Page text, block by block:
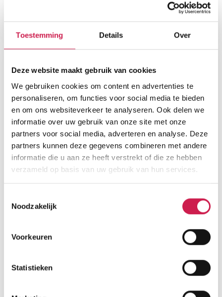
Toestemming Details Over
Deze website maakt gebruik van cookies
We gebruiken cookies om content en advertenties te
personaliseren, om functies voor social media te bieden
en om ons websiteverkeer te analyseren. Ook delen we
informatie over uw gebruik van onze site met onze
partners voor social media, adverteren en analyse. Deze
partners kunnen deze gegevens combineren met andere
informatie die u aan ze heeft verstrekt of die ze hebben
verzameld op basis van uw gebruik van hun services.
Noodzakelijk
Voorkeuren
Statistieken